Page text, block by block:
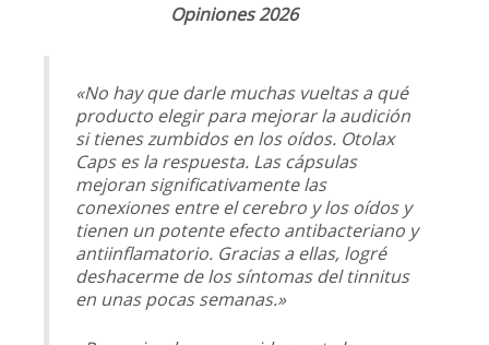
Opiniones 2026
«No hay que darle muchas vueltas a qué
producto elegir para mejorar la audición
si tienes zumbidos en los oídos. Otolax
Caps es la respuesta. Las cápsulas
mejoran significativamente las
conexiones entre el cerebro y los oídos y
tienen un potente efecto antibacteriano y
antiinflamatorio. Gracias a ellas, logré
deshacerme de los síntomas del tinnitus
en unas pocas semanas.»